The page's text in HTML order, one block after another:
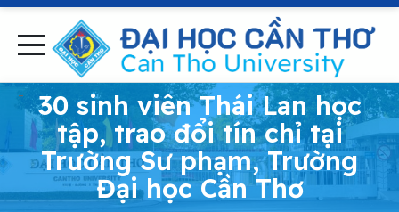
-
30 sinh viên Thái Lan học
tập, trao đổi tín chỉ tại
Trường Sư phạm, Trường
Đại học Cần Thơ